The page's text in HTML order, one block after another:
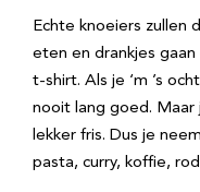
Echte knoeiers zullen
eten en drankjes
t-shirt. Als je ‘m ’s
nooit lang goed. Maar
lekker fris. Dus je
pasta, curry, koffie,